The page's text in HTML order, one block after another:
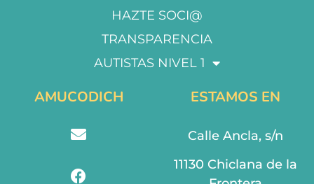
HAZTE SOCI@
TRANSPARENCIA
AUTISTAS NIVEL 1
AMUCODICH ESTAMOS EN
Calle Ancla, s/n
11130 Chiclana de la